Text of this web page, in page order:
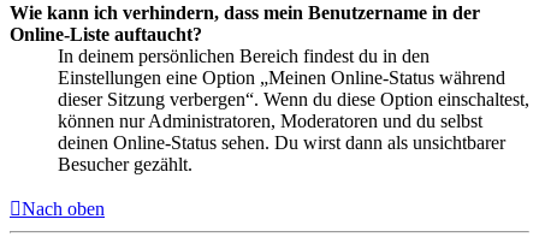
Wie kann ich verhindern, dass mein Benutzername in der
Online-Liste auftaucht?
In deinem persönlichen Bereich findest du in den
Einstellungen eine Option „Meinen Online-Status während
dieser Sitzung verbergen“. Wenn du diese Option einschaltest,
können nur Administratoren, Moderatoren und du selbst
deinen Online-Status sehen. Du wirst dann als unsichtbarer
Besucher gezählt.
Nach oben